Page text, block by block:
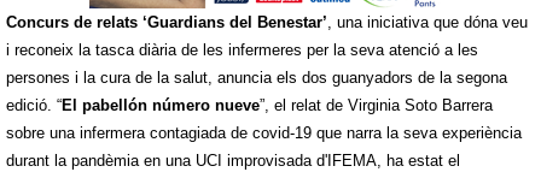
Concurs de relats ‘Guardians del Benestar’, una iniciativa que dóna veu
i reconeix la tasca diària de les infermeres per la seva atenció a les
persones i la cura de la salut, anuncia els dos guanyadors de la segona
edició. “El pabellón número nueve”, el relat de Virginia Soto Barrera
sobre una infermera contagiada de covid-19 que narra la seva experiència
durant la pandèmia en una UCI improvisada d'IFEMA, ha estat el